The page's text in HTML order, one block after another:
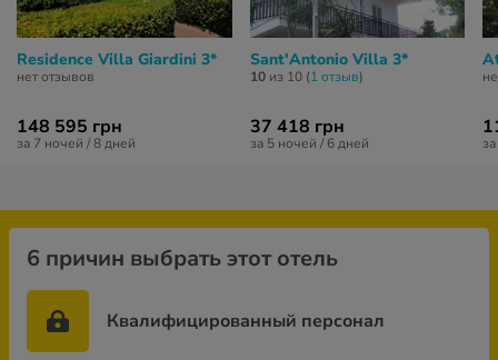
Residence Villa Giardini 3*
нет отзывов
148 595 грн
за 7 ночей / 8 дней
Sant'Antonio Villa 3*
10из 10 (1 отзыв)
37 418 грн
за 5 ночей / 6 дней
6 причин выбрать этот отель
Квалифицированный персонал